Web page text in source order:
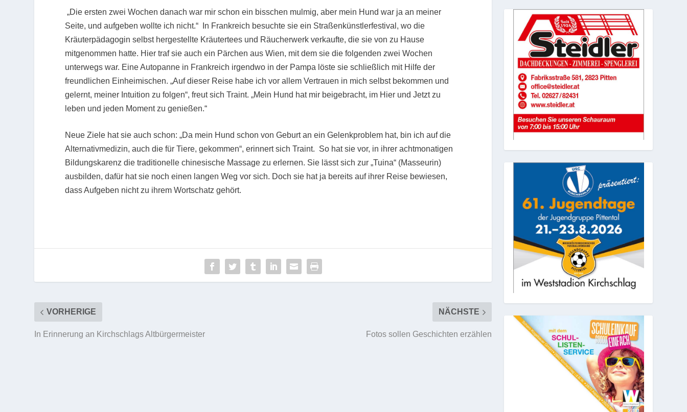
„Die ersten zwei Wochen danach war mir schon ein bisschen mulmig, aber mein Hund war ja an meiner
Seite, und aufgeben wollte ich nicht.“ In Frankreich besuchte sie ein Straßenkünstlerfestival, wo die
Kräuterpädagogin selbst hergestellte Kräutertees und Räucherwerk verkaufte, die sie von zu Hause
mitgenommen hatte. Hier traf sie auch ein Pärchen aus Wien, mit dem sie die folgenden zwei Wochen
unterwegs war. Eine Autopanne in Frankreich irgendwo in der Pampa löste sie schließlich mit Hilfe der
freundlichen Einheimischen. „Auf dieser Reise habe ich vor allem Vertrauen in mich selbst bekommen und
gelernt, meiner Intuition zu folgen“, freut sich Traint. „Mein Hund hat mir beigebracht, im Hier und Jetzt zu
leben und jeden Moment zu genießen.“
Neue Ziele hat sie auch schon: „Da mein Hund schon von Geburt an ein Gelenkproblem hat, bin ich auf die
Alternativmedizin, auch die für Tiere, gekommen“, erinnert sich Traint. So hat sie vor, in ihrer achtmonatigen
Bildungskarenz die traditionelle chinesische Massage zu erlernen. Sie lässt sich zur „Tuina“ (Masseurin)
ausbilden, dafür hat sie noch einen langen Weg vor sich. Doch sie hat ja bereits auf ihrer Reise bewiesen,
dass Aufgeben nicht zu ihrem Wortschatz gehört.
VORHERIGE
In Erinnerung an Kirchschlags Altbürgermeister
NÄCHSTE
Fotos sollen Geschichten erzählen